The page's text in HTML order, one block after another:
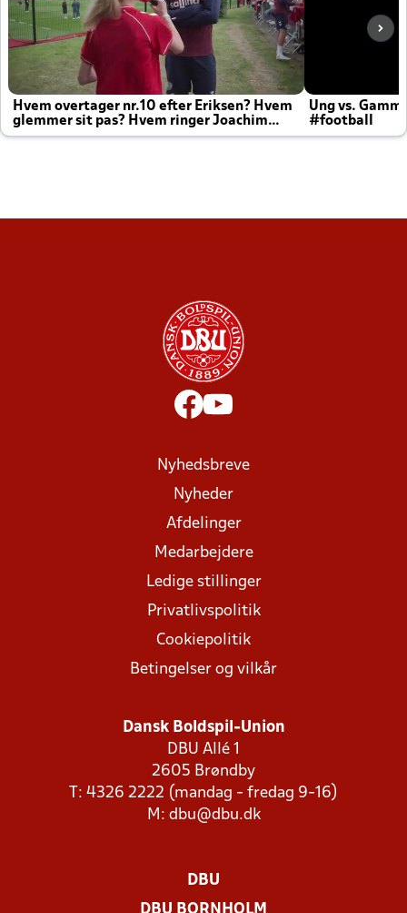
Hvem overtager nr.10 efter Eriksen? Hvem
glemmer sit pas? Hvem ringer Joachim
altid til efter kampe?
Ung vs.
#football
Nyhedsbreve
Nyheder
Afdelinger
Medarbejdere
Ledige stillinger
Privatlivspolitik
Cookiepolitik
Betingelser og vilkår
Dansk Boldspil-Union
DBU Allé 1
2605 Brøndby
T: 4326 2222 (mandag - fredag 9-16)
M: dbu@dbu.dk
DBU